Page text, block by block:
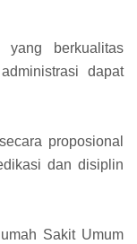
yang berkualitas
dapat
proposional
dan disiplin
Sakit Umum